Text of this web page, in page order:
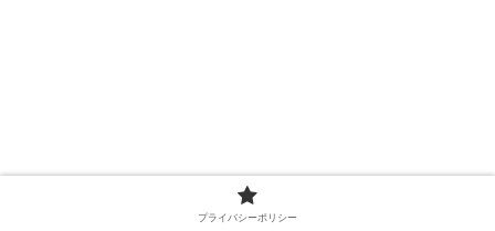
プライバシーポリシー